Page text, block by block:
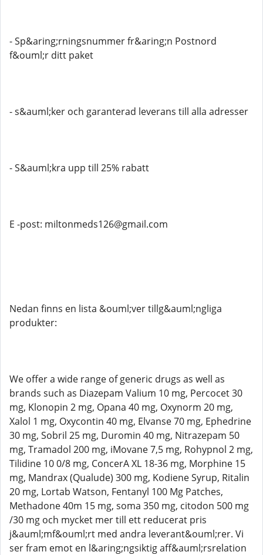
- Sp&aring;rningsnummer fr&aring;n Postnord
f&ouml;r ditt paket
- s&auml;ker och garanterad leverans till alla adresser
- S&auml;kra upp till 25% rabatt
E -post: miltonmeds126@gmail.com
Nedan finns en lista &ouml;ver tillg&auml;ngliga
produkter:
We offer a wide range of generic drugs as well as
brands such as Diazepam Valium 10 mg, Percocet 30
mg, Klonopin 2 mg, Opana 40 mg, Oxynorm 20 mg,
Xalol 1 mg, Oxycontin 40 mg, Elvanse 70 mg, Ephedrine
30 mg, Sobril 25 mg, Duromin 40 mg, Nitrazepam 50
mg, Tramadol 200 mg, iMovane 7,5 mg, Rohypnol 2 mg,
Tilidine 10 0/8 mg, ConcerA XL 18-36 mg, Morphine 15
mg, Mandrax (Qualude) 300 mg, Kodiene Syrup, Ritalin
20 mg, Lortab Watson, Fentanyl 100 Mg Patches,
Methadone 40m 15 mg, soma 350 mg, citodon 500 mg
/30 mg och mycket mer till ett reducerat pris
j&auml;mf&ouml;rt med andra leverant&ouml;rer. Vi
ser fram emot en l&aring;ngsiktig aff&auml;rsrelation